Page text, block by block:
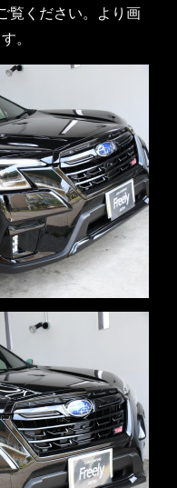
覧ください。より画
。